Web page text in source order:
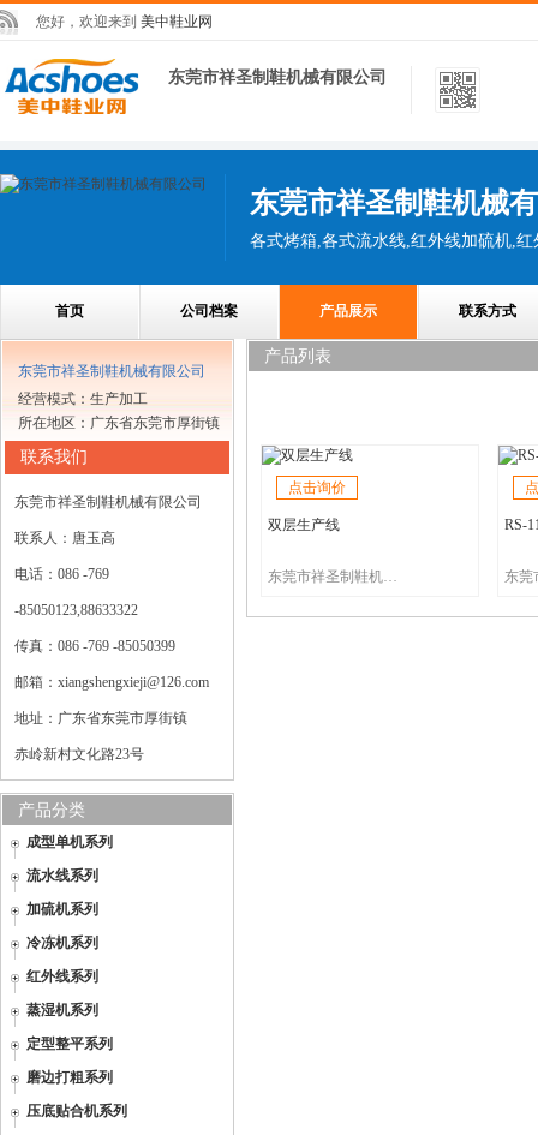
您好，欢迎来到 美中鞋业网
东莞市祥圣制鞋机械有限公司
东莞市祥圣制鞋机械
首页 公司档案 产品展示 联系方式
东莞市祥圣制鞋机械有限公司
经营模式：生产加工
所在地区：广东省东莞市厚街镇
联系我们
东莞市祥圣制鞋机械有限公司
联系人：唐玉高
电话：086 -769
-85050123,88633322
传真：086 -769 -85050399
邮箱：xiangshengxieji@126.com
地址：广东省东莞市厚街镇
赤岭新村文化路23号
产品分类
成型单机系列
流水线系列
加硫机系列
冷冻机系列
红外线系列
蒸湿机系列
定型整平系列
磨边打粗系列
压底贴合机系列
产品列表
点击询价
双层生产线
东莞市祥圣制鞋机械有限公司
RS-